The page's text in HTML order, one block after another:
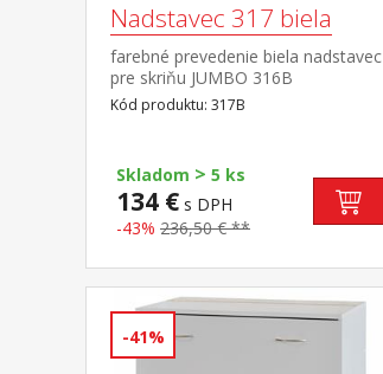
Nadstavec 317 biela
farebné prevedenie biela nadstavec
pre skriňu JUMBO 316B
Kód produktu: 317B
Skladom > 5 ks
134 € s DPH
-43% 236,50 € **
-41%